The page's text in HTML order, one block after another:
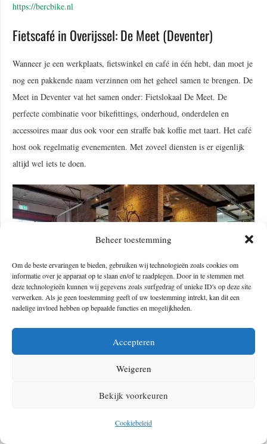
Beheer toestemming
Om de beste ervaringen te bieden, gebruiken wij technologieën zoals cookies om
informatie over je apparaat op te slaan en/of te raadplegen. Door in te stemmen met
deze technologieën kunnen wij gegevens zoals surfgedrag of unieke ID's op deze site
verwerken. Als je geen toestemming geeft of uw toestemming intrekt, kan dit een
nadelige invloed hebben op bepaalde functies en mogelijkheden.
Accepteren
Weigeren
Bekijk voorkeuren
Cookiebeleid
https://bercbike.nl
Fietscafé in Overijssel: De Meet (Deventer)
Wanneer je een werkplaats, fietswinkel en café in één hebt, dan moet je
nog een pakkende naam verzinnen om het geheel samen te brengen. De
Meet in Deventer vat het samen onder: Fietslokaal De Meet. De
perfecte combinatie voor bikefittings, onderhoud, onderdelen en
accessoires maar dus ook voor een straffe bak koffie met taart. Het café
host ook regelmatig evenementen. Met zoveel diensten is er eigenlijk
altijd wel iets te doen.
Di t/m vr: 09.00 uur – 18.00 uur